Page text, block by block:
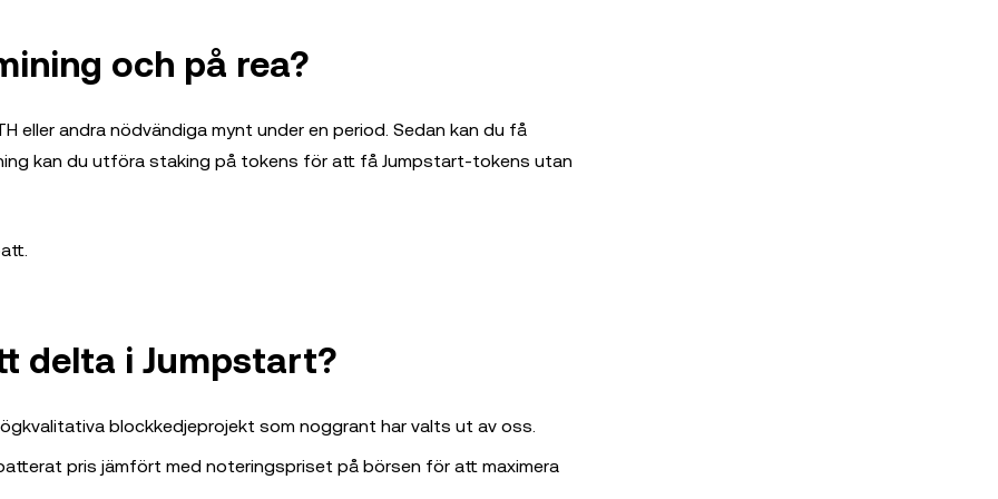
och på rea?
eller andra nödvändiga mynt under en period. Sedan kan du få
kan du utföra staking på tokens för att få Jumpstart-tokens utan
delta i Jumpstart?
blockkedjeprojekt som noggrant har valts ut av oss.
pris jämfört med noteringspriset på börsen för att maximera